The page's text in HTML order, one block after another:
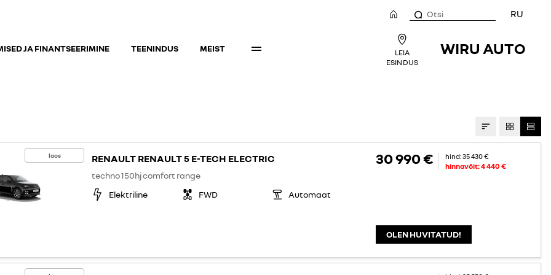
LEIA
ESINDUS
WIRU AUTO
JA FINANTSEERIMINE TEENINDUS MEIST
RU
laos RENAULT RENAULT 5 E-TECH ELECTRIC
techno 150hj comfort range
30 990 € hind:35 430 €
hinnavõit:4 440 €
Elektriline FWD Automaat
OLEN HUVITATUD!